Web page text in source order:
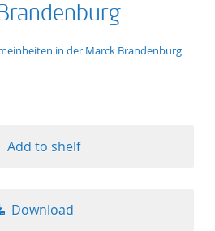
in der Marck Brandenburg
Add to shelf
Download